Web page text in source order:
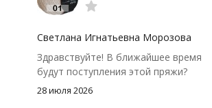
моточки маленькие, расход лучше
чуть-чуть не хватило))
Светлана Игнатьевна Морозова
Здравствуйте! В ближайшее время
будут поступления этой пряжи?
28 июля 2026